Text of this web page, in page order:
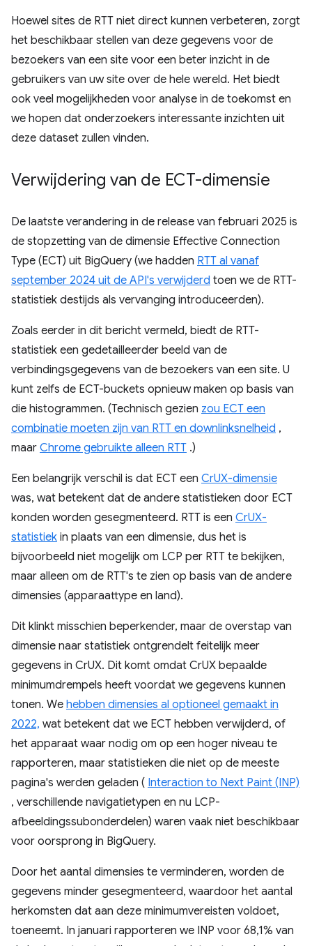
Hoewel sites de RTT niet direct kunnen verbeteren, zorgt
het beschikbaar stellen van deze gegevens voor de
bezoekers van een site voor een beter inzicht in de
gebruikers van uw site over de hele wereld. Het biedt
ook veel mogelijkheden voor analyse in de toekomst en
we hopen dat onderzoekers interessante inzichten uit
deze dataset zullen vinden.
Verwijdering van de ECT-dimensie
De laatste verandering in de release van februari 2025 is
de stopzetting van de dimensie Effective Connection
Type (ECT) uit BigQuery (we hadden RTT al vanaf
september 2024 uit de API's verwijderd toen we de RTT-
statistiek destijds als vervanging introduceerden).
Zoals eerder in dit bericht vermeld, biedt de RTT-
statistiek een gedetailleerder beeld van de
verbindingsgegevens van de bezoekers van een site. U
kunt zelfs de ECT-buckets opnieuw maken op basis van
die histogrammen. (Technisch gezien zou ECT een
combinatie moeten zijn van RTT en downlinksnelheid ,
maar Chrome gebruikte alleen RTT .)
Een belangrijk verschil is dat ECT een CrUX-dimensie
was, wat betekent dat de andere statistieken door ECT
konden worden gesegmenteerd. RTT is een CrUX-
statistiek in plaats van een dimensie, dus het is
bijvoorbeeld niet mogelijk om LCP per RTT te bekijken,
maar alleen om de RTT's te zien op basis van de andere
dimensies (apparaattype en land).
Dit klinkt misschien beperkender, maar de overstap van
dimensie naar statistiek ontgrendelt feitelijk meer
gegevens in CrUX. Dit komt omdat CrUX bepaalde
minimumdrempels heeft voordat we gegevens kunnen
tonen. We hebben dimensies al optioneel gemaakt in
2022, wat betekent dat we ECT hebben verwijderd, of
het apparaat waar nodig om op een hoger niveau te
rapporteren, maar statistieken die niet op de meeste
pagina's werden geladen ( Interaction to Next Paint (INP)
, verschillende navigatietypen en nu LCP-
afbeeldingssubonderdelen) waren vaak niet beschikbaar
voor oorsprong in BigQuery.
Door het aantal dimensies te verminderen, worden de
gegevens minder gesegmenteerd, waardoor het aantal
herkomsten dat aan deze minimumvereisten voldoet,
toeneemt. In januari rapporteren we INP voor 68,1% van